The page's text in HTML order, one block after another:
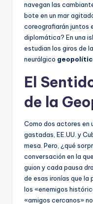
navegan las
bote en un mar
coreografiarán
diplomática? En una
estudian los giros de
neurálgico
El
de la
Como dos actores en
gastadas, EE.UU. y
mesa. Pero, ¿qué
conversación en la
guion y cada pausa
de esas ironías que la
los «enemigos
«amigos cercanos»